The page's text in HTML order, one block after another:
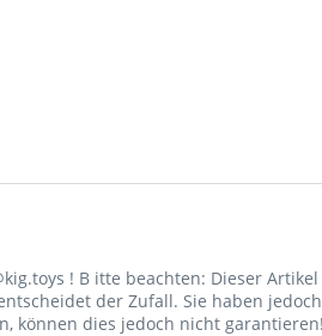
! B itte beachten: Dieser
der Zufall. Sie haben
können dies jedoch nicht